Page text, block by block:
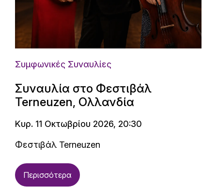
Συμφωνικές Συναυλίες
Συναυλία στο Φεστιβάλ
Terneuzen, Ολλανδία
Κυρ. 11 Οκτωβρίου 2026, 20:30
Φεστιβάλ Terneuzen
Περισσότερα